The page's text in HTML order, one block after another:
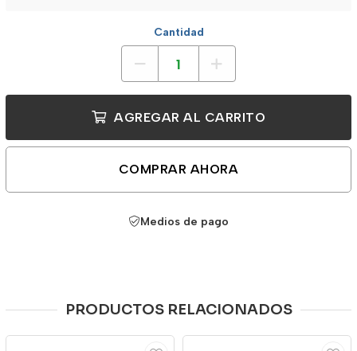
Cantidad
AGREGAR AL CARRITO
COMPRAR AHORA
Medios de pago
PRODUCTOS RELACIONADOS